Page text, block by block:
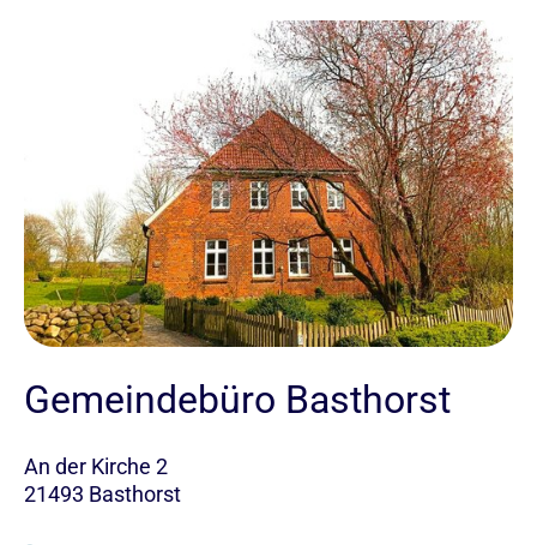
Gemeindebüro Basthorst
An der Kirche 2
21493 Basthorst